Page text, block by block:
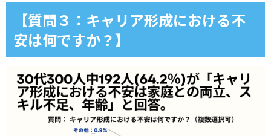
【質問３：キャリア形成における不
安は何ですか？】